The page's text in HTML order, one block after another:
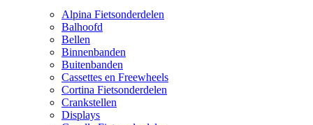
Alpina Fietsonderdelen
Balhoofd
Bellen
Binnenbanden
Buitenbanden
Cassettes en Freewheels
Cortina Fietsonderdelen
Crankstellen
Displays